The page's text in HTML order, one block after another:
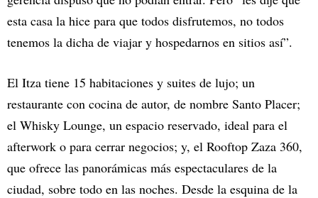
esta casa la hice para que todos disfrutemos, no todos
tenemos la dicha de viajar y hospedarnos en sitios así”.
El Itza tiene 15 habitaciones y suites de lujo; un
restaurante con cocina de autor, de nombre Santo Placer;
el Whisky Lounge, un espacio reservado, ideal para el
afterwork o para cerrar negocios; y, el Rooftop Zaza 360,
que ofrece las panorámicas más espectaculares de la
ciudad, sobre todo en las noches. Desde la esquina de la